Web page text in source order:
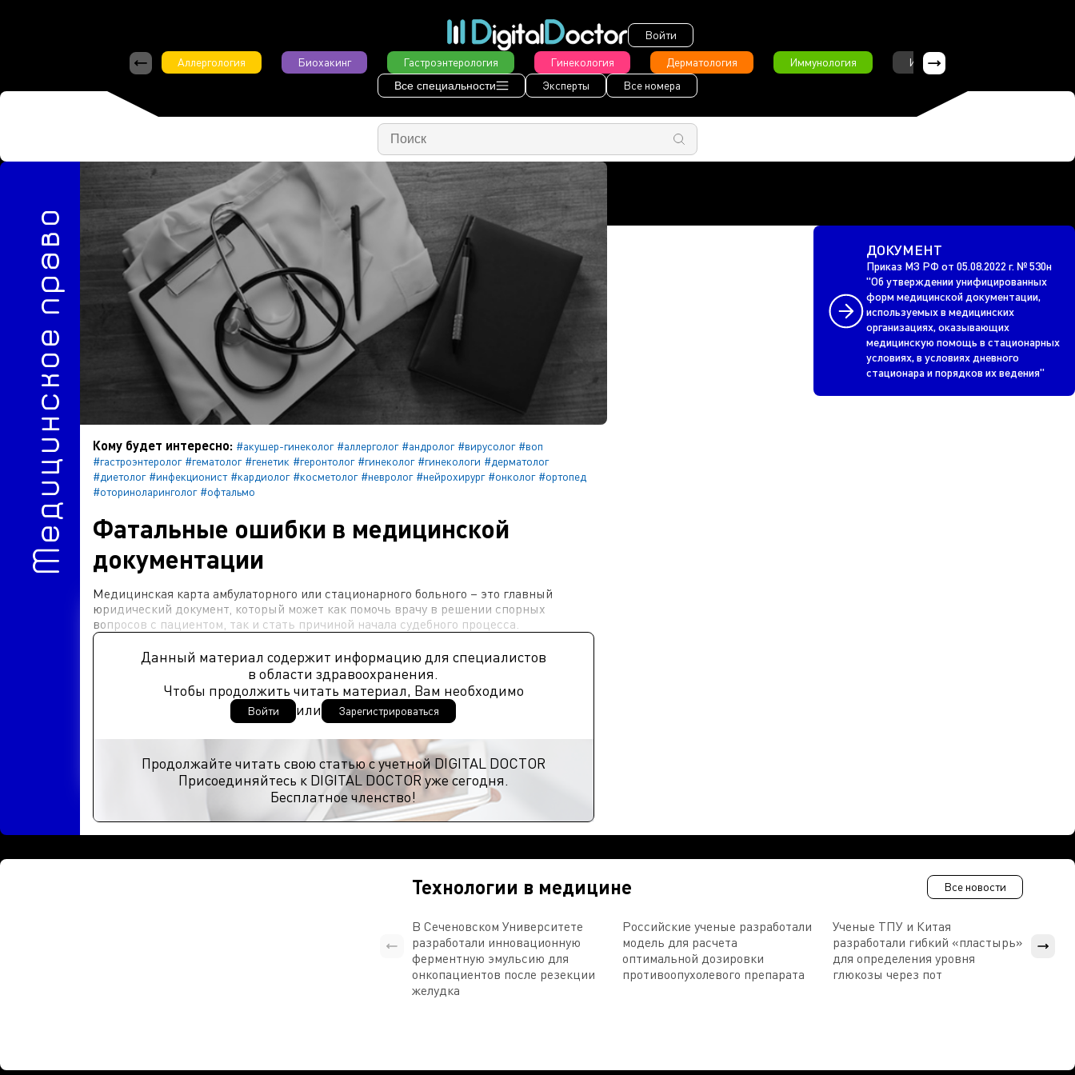
Войти
Аллергология
Биохакинг Гастроэнтерология Гинекология Дерматология Иммунология Интервью
Все специальности Эксперты Все номера
Медицинское право
5/2024
Кому будет интересно: #акушер-гинеколог #аллерголог #андролог #вирусолог #воп
#гастроэнтеролог #гематолог #генетик #геронтолог #гинеколог #гинекологи #дерматолог
#диетолог #инфекционист #кардиолог #косметолог #невролог #нейрохирург #онколог #ортопед
#оториноларинголог #офтальмо
Фатальные ошибки в медицинской
документации
Медицинская карта амбулаторного или стационарного больного – это главный
юридический документ, который может как помочь врачу в решении спорных
вопросов с пациентом, так и стать причиной начала судебного процесса.
Данный материал содержит информацию для специалистов
в области здравоохранения.
Чтобы продолжить читать материал, Вам необходимо
Войти или Зарегистрироваться
Продолжайте читать свою статью с учетной DIGITAL DOCTOR
Присоединяйтесь к DIGITAL DOCTOR уже сегодня.
Бесплатное членство!
ДОКУМЕНТ
Приказ МЗ РФ от 05.08.2022 г. № 530н
"Об утверждении унифицированных
форм медицинской документации,
используемых в медицинских
организациях, оказывающих
медицинскую помощь в стационарных
условиях, в условиях дневного
стационара и порядков их ведения"
Технологии в медицине Все новости
В Сеченовском Университете
разработали инновационную
ферментную эмульсию для
онкопациентов после резекции
желудка
Российские ученые разработали
модель для расчета
оптимальной дозировки
противоопухолевого препарата
Ученые ТПУ и Китая
разработали гибкий «пластырь»
для определения уровня
глюкозы через пот